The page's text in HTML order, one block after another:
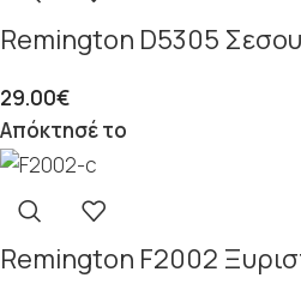
Remington D5305
29.00€
Απόκτησέ το
Remington F2002